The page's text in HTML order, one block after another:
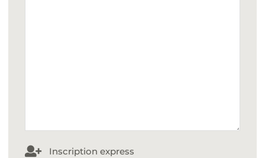
Inscription express